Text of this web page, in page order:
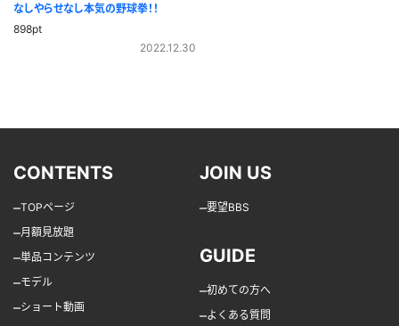
なしやらせなし本気の野球拳！！
898pt
2022.12.30
CONTENTS
–TOPページ
–月額見放題
–単品コンテンツ
–モデル
–ショート動画
JOIN US
–要望BBS
GUIDE
–初めての方へ
–よくある質問